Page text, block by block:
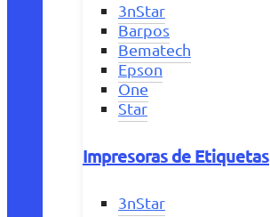
3nStar
Barpos
Bematech
Epson
One
Star
Impresoras de Etiquetas
3nStar